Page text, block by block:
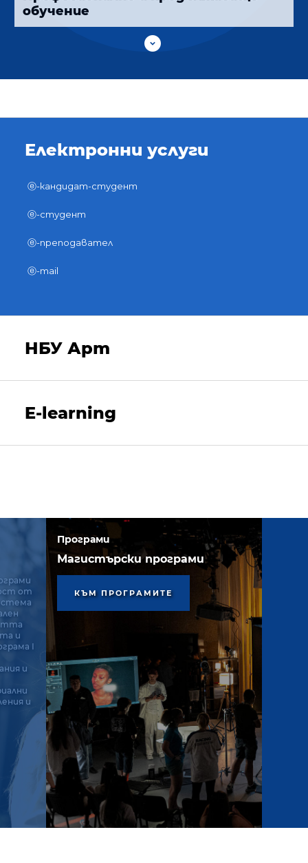
обучение

Електронни услуги
ⓔ-кандидат-студент
ⓔ-студент
ⓔ-преподавател
ⓔ-mail
НБУ Арт
E-learning
от
и
І
и
и
Програми
Магистърски програми
КЪМ ПРОГРАМИТЕ